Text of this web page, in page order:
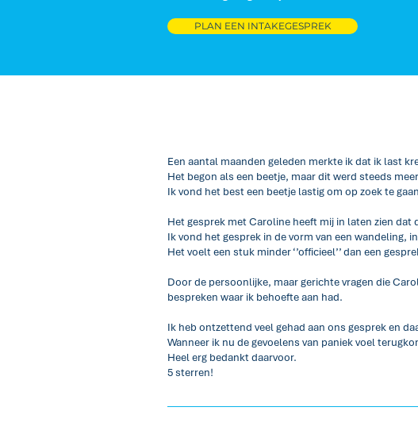
PLAN EEN INTAKEGESPREK
Een aantal maanden geleden merkte ik dat ik last
Het begon als een beetje, maar dit werd steeds
Ik vond het best een beetje lastig om op zoek te
Het gesprek met Caroline heeft mij in laten zien dat
Ik vond het gesprek in de vorm van een wandeling,
Het voelt een stuk minder ‘’officieel’’ dan een
Door de persoonlijke, maar gerichte vragen die
bespreken waar ik behoefte aan had.
Ik heb ontzettend veel gehad aan ons gesprek en
Wanneer ik nu de gevoelens van paniek voel
Heel erg bedankt daarvoor.
5 sterren!